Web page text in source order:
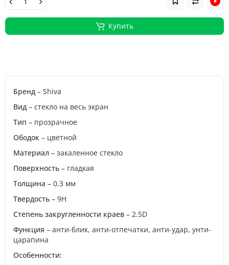
Купить
Бренд – Shiva
Вид – стекло на весь экран
Тип – прозрачное
Ободок – цветной
Материал – закаленное стекло
Поверхность – гладкая
Толщина – 0,3 мм
Твердость – 9H
Степень закругленности краев – 2.5D
Функция – анти-блик, анти-отпечатки, анти-удар, унти-
царапина
Особенности: